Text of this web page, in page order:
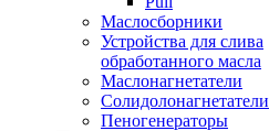
Маслосборники
Устройства для слива
обработанного масла
Маслонагнетатели
Солидолонагнетатели
Пеногенераторы